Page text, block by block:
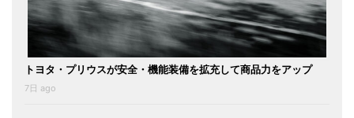
トヨタ・プリウスが安全・機能装備を拡充して商品力をアップ
7日 ago